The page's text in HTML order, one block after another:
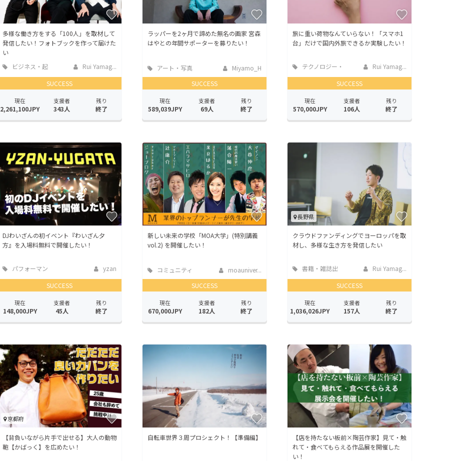
多様な働き方をする「100人」を取材して
発信したい！フォトブックを作って届けた
い
ビジネス・起
業
Rui Yamag...
SUCCESS
現在
2,261,100JPY
支援者
343人
残り
終了
ラッパーを2ヶ月で諦めた無名の画家 宮森
はやとの年間サポーターを募りたい！
アート・写真
Miyamo_H
SUCCESS
現在
589,039JPY
支援者
69人
残り
終了
旅に重い荷物なんていらない！「スマホ1
台」だけで国内外旅できるか実験したい！
テクノロジー・
ガジェット
Rui Yamag...
SUCCESS
現在
570,000JPY
支援者
106人
残り
終了
DJわいざんの初イベント『わいざん夕
方』を入場料無料で開催したい！
パフォーマン
ス
yzan
SUCCESS
現在
148,000JPY
支援者
45人
残り
終了
新しい未来の学校「MOA大学」(特別講義
vol.2) を開催したい！
コミュニティ
moauniver...
SUCCESS
現在
670,000JPY
支援者
182人
残り
終了
長野県
クラウドファンディングでヨーロッパを取
材し、多様な生き方を発信したい
書籍・雑誌出
版
Rui Yamag...
SUCCESS
現在
1,036,026JPY
支援者
157人
残り
終了
京都府
【背負いながら片手で出せる】大人の動物
鞄【かばっく】を広めたい！
自転車世界３周プロシェクト！【準備編】
【店を持たない板前×陶芸作家】見て・触
れて・食べてもらえる作品展を開催した
い！